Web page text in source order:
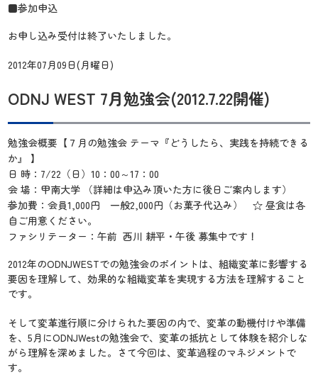
■参加申込
お申し込み受付は終了いたしました。
2012年07月09日(月曜日)
ODNJ WEST 7月勉強会(2012.7.22開催)
勉強会概要【７月の勉強会 テーマ『どうしたら、実践を持続できる
か』 】
日 時：7/22（日）10：00～17：00
会 場：甲南大学 （詳細は申込み頂いた方に後日ご案内します）
参加費：会員1,000円 一般2,000円（お菓子代込み） ☆ 昼食は各
自ご用意ください。
ファシリテーター：午前 西川 耕平・午後 募集中です！
2012年のODNJWESTでの勉強会のポイントは、組織変革に影響する
要因を理解して、効果的な組織変革を実現する方法を理解すること
です。
そして変革進行順に分けられた要因の内で、変革の動機付けや準備
を、5月にODNJWestの勉強会で、変革の抵抗として体験を紹介しな
がら理解を深めました。さて今回は、変革過程のマネジメントで
す。